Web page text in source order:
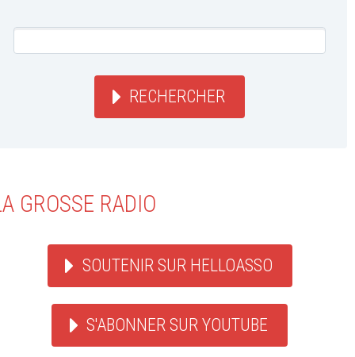
RECHERCHER
GROSSE RADIO
SOUTENIR SUR HELLOASSO
S'ABONNER SUR YOUTUBE